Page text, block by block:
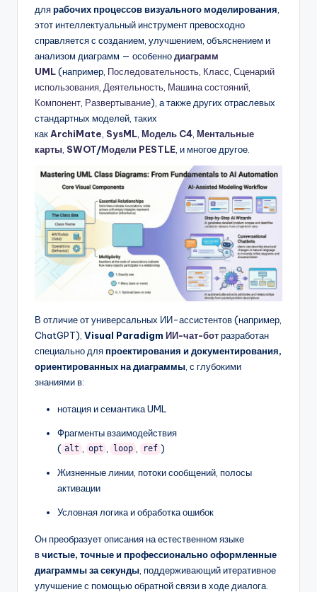
&
D
it
si
длярабочих процессов визуального моделирования
этот интеллектуальный инструмент превосходно
справляется с созданием, улучшением, объяснением и
анализом диаграмм — особеннодиаграмм
UML(например, Последовательность Класс Сценарий
использования Деятельность Машина состояний
Компонент Развертывание), а также других отраслевых
стандартных моделей, таких
какArchiMate SysML Модель C4 Ментальные
карты SWOT/Модели PESTLE , и многое другое.
В отличие от универсальных ИИ-ассистентов (например,
ChatGPT), Visual Paradigm ИИ-чат-ботразработан
специально дляпроектирования и документирования,
ориентированных на диаграммы , с глубокими
знаниями в:
нотация и семантика UML
Фрагменты взаимодействия
( alt opt loop ref )
Жизненные линии, потоки сообщений, полосы
активации
Условная логика и обработка ошибок
Он преобразует описания на естественном языке
вчистые, точные и профессионально оформленные
диаграммы за секунды , поддерживающий итеративное
улучшение с помощью обратной связи в ходе диалога.